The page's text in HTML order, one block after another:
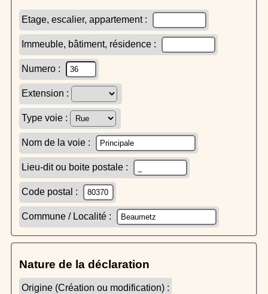
Etage, escalier, appartement :
Immeuble, bâtiment, résidence :
Numero :
Extension :
Type voie :
Nom de la voie :
Lieu-dit ou boite postale :
Code postal :
Commune / Localité :
Nature de la déclaration
Origine (Création ou modification) :